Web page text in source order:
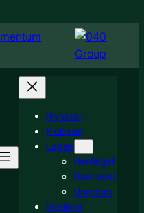
Nyheter
Klubben
Lagen
Herrlaget
Damlaget
Ungdom
Medlem